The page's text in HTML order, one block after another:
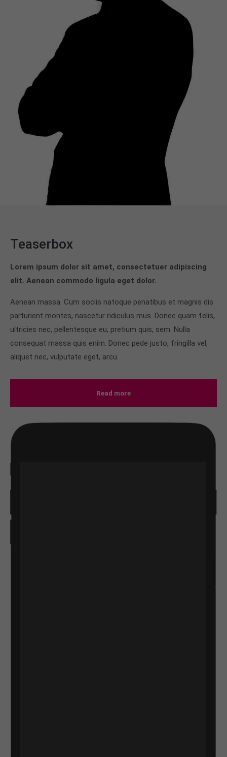
Teaserbox
Lorem ipsum dolor sit amet, consectetuer adipiscing
elit. Aenean commodo ligula eget dolor.
Aenean massa. Cum sociis natoque penatibus et magnis dis
parturient montes, nascetur ridiculus mus. Donec quam felis,
ultricies nec, pellentesque eu, pretium quis, sem. Nulla
consequat massa quis enim. Donec pede justo, fringilla vel,
aliquet nec, vulputate eget, arcu.
Read more